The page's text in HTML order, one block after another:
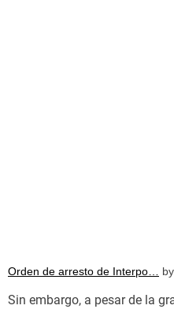
Orden de arresto de Interpo… by
Sin embargo, a pesar de la